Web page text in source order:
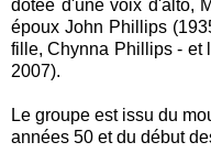
dotée d'une voix d'alto,
époux John Phillips
fille, Chynna Phillips - et
2007).
Le groupe est issu du
années 50 et du début